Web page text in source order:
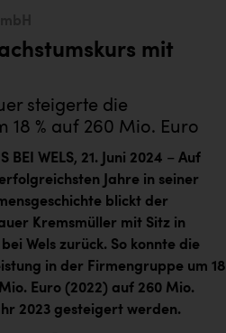
mit
steigerte die
18 % auf 260 Mio. Euro
BEI WELS, 21. Juni 2024 – Auf
Jahre in seiner
blickt der
Kremsmüller mit Sitz in
Wels zurück. So konnte die
in der Firmengruppe um 18
Mio. Euro (2022) auf 260 Mio.
2023 gesteigert werden.